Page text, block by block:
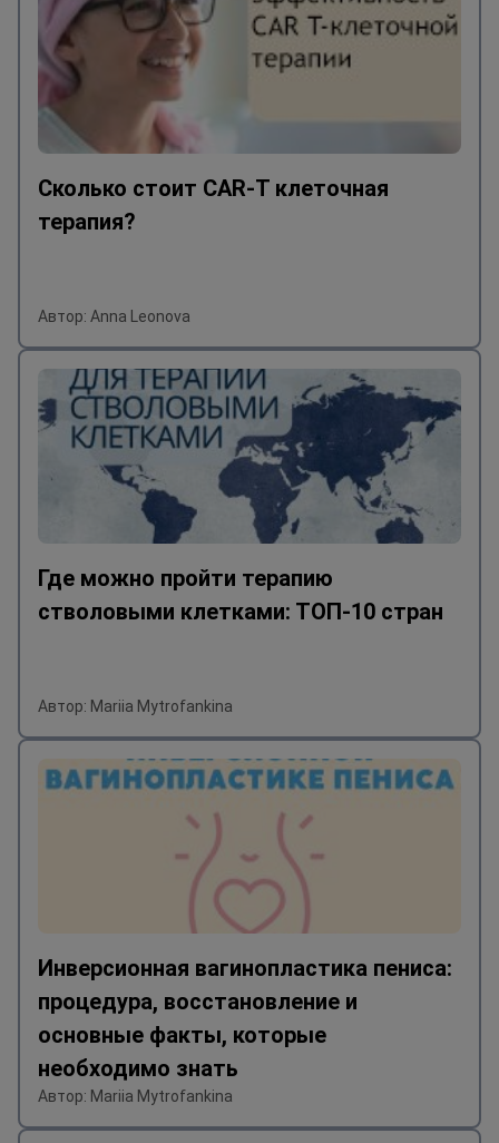
Сколько стоит CAR-T клеточная
терапия?
Автор: Anna Leonova
Где можно пройти терапию
стволовыми клетками: ТОП-10 стран
Автор: Mariia Mytrofankina
Инверсионная вагинопластика пениса:
процедура, восстановление и
основные факты, которые
необходимо знать
Автор: Mariia Mytrofankina